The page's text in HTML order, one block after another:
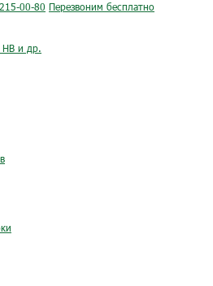
00-80 Перезвоним бесплатно
и др.